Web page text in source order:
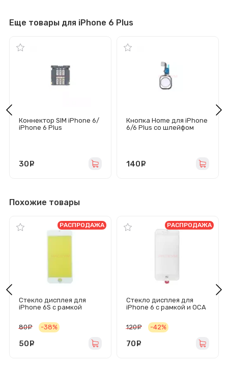
Еще товары для iPhone 6 Plus
Коннектор SIM iPhone 6/
iPhone 6 Plus
30
Кнопка Home для iPhone
6/6 Plus со шлейфом
140
Похожие товары
Стекло дисплея для
iPhone 6S с рамкой
РАСПРОДАЖА
80 руб.
-38%
50
Стекло дисплея для
iPhone 6 с рамкой и OCA
РАСПРОДАЖА
120 руб.
-42%
70